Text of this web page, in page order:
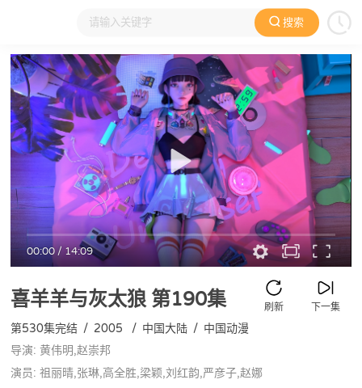
搜索
大家在看 日本动漫 国产动漫 欧美动漫 动漫电影
00:00/14:09
喜羊羊与灰太狼第190集 下一集
刷新
第530集完结 / 2005 / 中国大陆 / 中国动漫
导演: 黄伟明,赵崇邦
演员: 祖丽晴,张琳,高全胜,梁颖,刘红韵,严彦子,赵娜